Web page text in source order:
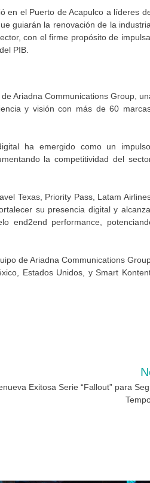
en el Puerto de Acapulco a líderes
guiarán la renovación de la
con el firme propósito de
PIB.
Ariadna Communications Group,
y visión con más de 60
ha emergido como un
la competitividad del
Texas, Priority Pass, Latam
su presencia digital y
end2end performance,
de Ariadna Communications
Estados Unidos, y Smart
Exitosa Serie “Fallout” para